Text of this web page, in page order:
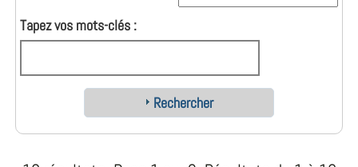
Tapez vos mots-clés :
Rechercher